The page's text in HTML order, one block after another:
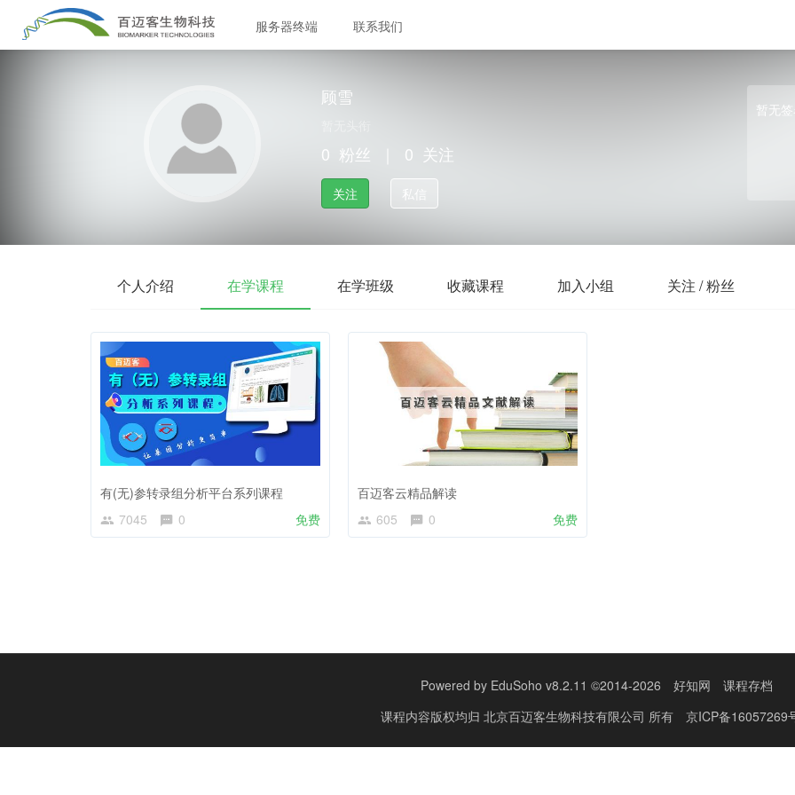
服务器终端 联系我们
顾雪
0 粉丝 0 关注
关注 私信
暂无
个人介绍 在学课程 在学班级 收藏课程 加入小组 关注 / 粉丝
有(无)参转录组分析平台系列课程
7045
0 免费
百迈客云精品解读
605
0 免费
Powered by EduSoho v8.2.11 ©2014-2026 好知网
课程存档
课程内容版权均归 北京百迈客生物科技有限公司 所有 京ICP备16057269